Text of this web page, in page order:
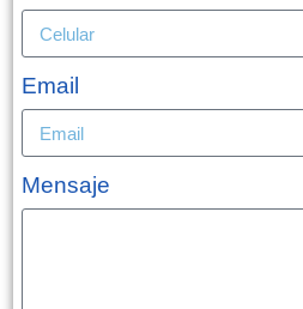
Email
Mensaje